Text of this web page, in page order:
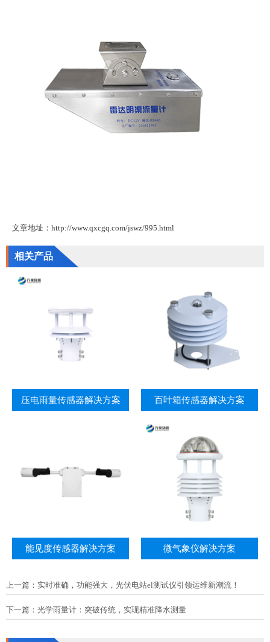
文章地址：http://www.qxcgq.com/jswz/995.html
相关产品
压电雨量传感器解决方案 百叶箱传感器解决方案
能见度传感器解决方案 微气象仪解决方案
上一篇： 实时准确，功能强大，光伏电站el测试仪引领运维新潮流！
下一篇： 光学雨量计：突破传统，实现精准降水测量